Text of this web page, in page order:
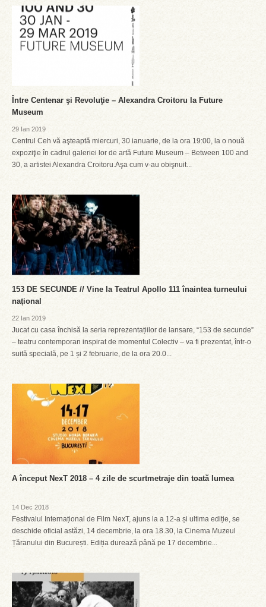
Între Centenar şi Revoluţie – Alexandra Croitoru la Future
Museum
29 Ian 2019
Centrul Ceh vă aşteaptă miercuri, 30 ianuarie, de la ora 19:00, la o nouă
expoziţie în cadrul galeriei lor de artă Future Museum – Between 100 and
30, a artistei Alexandra Croitoru.Aşa cum v-au obişnuit...
153 DE SECUNDE // Vine la Teatrul Apollo 111 înaintea turneului
național
22 Ian 2019
Jucat cu casa închisă la seria reprezentațiilor de lansare, “153 de secunde”
– teatru contemporan inspirat de momentul Colectiv – va fi prezentat, într-o
suită specială, pe 1 și 2 februarie, de la ora 20.0...
A început NexT 2018 – 4 zile de scurtmetraje din toată lumea
14 Dec 2018
Festivalul Internațional de Film NexT, ajuns la a 12-a și ultima ediție, se
deschide oficial astăzi, 14 decembrie, la ora 18.30, la Cinema Muzeul
Țăranului din București. Ediția durează până pe 17 decembrie...